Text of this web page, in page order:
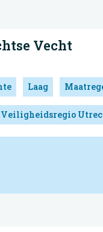
Vecht
Laag
Veiligheidsregio